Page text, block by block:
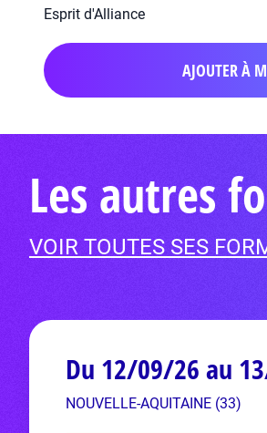
Esprit d'Alliance
AJOUTER À
Les autres
VOIR TOUTES SES
Du 12/09/26 au
NOUVELLE-AQUITAINE (33)